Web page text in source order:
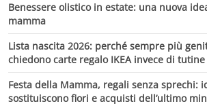
Benessere olistico in estate: una nuova
mamma
Lista nascita 2026: perché sempre più
chiedono carte regalo IKEA invece di
Festa della Mamma, regali senza sprechi:
sostituiscono fiori e acquisti dell’ultimo